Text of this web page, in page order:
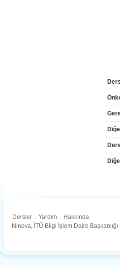
Dersler . Yardım . Hakkında
Ninova, İTÜ Bilgi İşlem Daire